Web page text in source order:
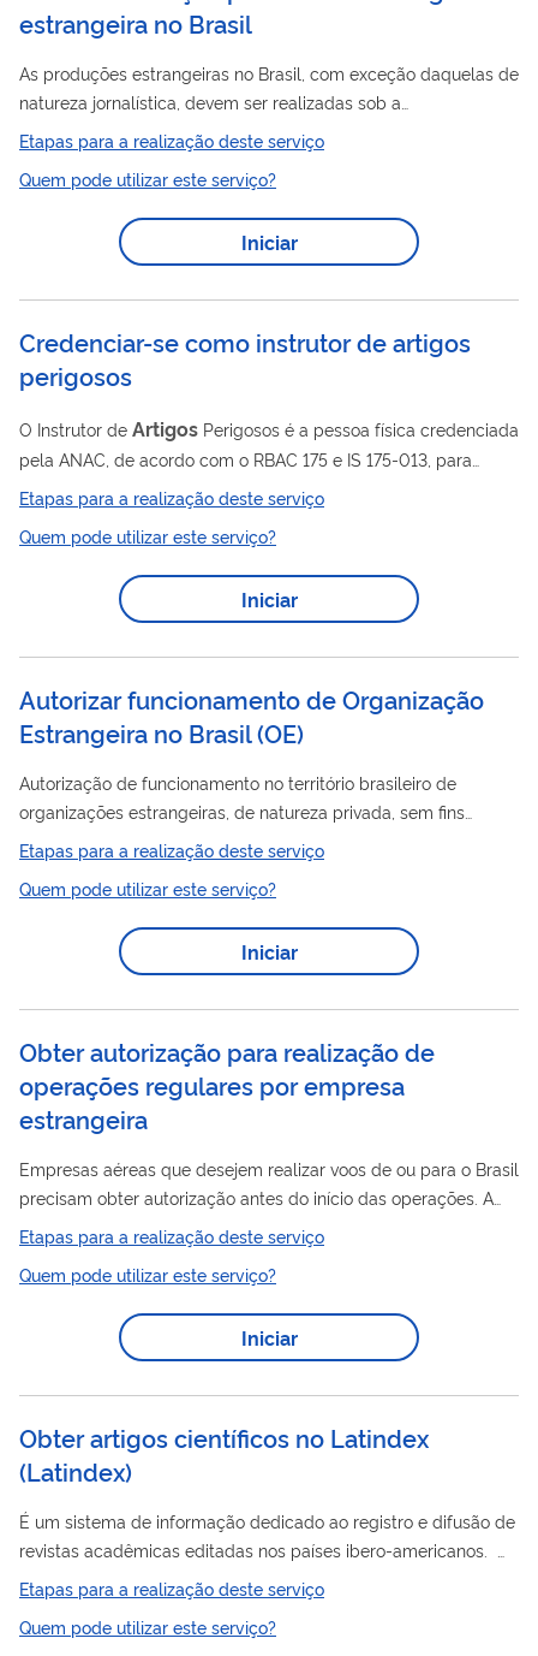
estrangeira no Brasil
As produções estrangeiras no Brasil, com exceção daquelas de
natureza jornalística, devem ser realizadas sob a
responsabilidade de empresa produtora brasileira registrada
na ANCINE, que fará a comunicação prévia à ANCINE, em
consonância com a Instrução Normativa nº 79 da ANCINE, de
15 de outubro de 2008.
Etapas para a realização deste serviço
Quem pode utilizar este serviço?
Iniciar
Credenciar-se como instrutor de artigos
perigosos
O Instrutor de Artigos Perigosos é a pessoa física credenciada
pela ANAC, de acordo com o RBAC 175 e IS 175-013, para
ministrar treinamentos deartigosperigosos. O instrutor deve
ser familiarizado com os procedimentos do Manual de
Perigosos (MAP), bem como os assuntos relacionados ao
transporte aéreo de
artigosperigosos e presentes no RBAC
175. Este serviço tem como objetivo viabilizar o processo de
Etapas para a realização deste serviço
Quem pode utilizar este serviço?
Iniciar
Autorizar funcionamento de Organização
Estrangeira no Brasil (OE)
Autorização de funcionamento no território brasileiro de
organizações estrangeiras, de natureza privada, sem fins
lucrativos, destinadas exclusivamente à consecução de fins de
interesse coletivo, que tenham sido regularmente constituídas
de acordo com a legislação do seu país de origem e que
pretendam funcionar no Brasil.
Etapas para a realização deste serviço
Quem pode utilizar este serviço?
Iniciar
Obter autorização para realização de
operações regulares por empresa
estrangeira
Empresas aéreas que desejem realizar voos de ou para o Brasil
precisam obter autorização antes do início das operações. A
autorização para operações regulares é destinada a empresas
que desejem operar com frequência elevada ou regularidade.
Empresas que desejem operar até 4 (quatro) frequências
mensais por até 9 (nove) meses ou até 15 (quinze) frequências
mensais por até 3 (três) meses, a cada período de 12 (doze)
regulares, de emissão...
Etapas para a realização deste serviço
Quem pode utilizar este serviço?
Iniciar
Obter artigos científicos no Latindex
(Latindex)
É um sistema de informação dedicado ao registro e difusão de
revistas acadêmicas editadas nos países ibero-americanos.
Público: Os usuários do Latindex são todos aqueles que
utilizam, fazem intercâmbio e geram informação científica.
Etapas para a realização deste serviço
Quem pode utilizar este serviço?